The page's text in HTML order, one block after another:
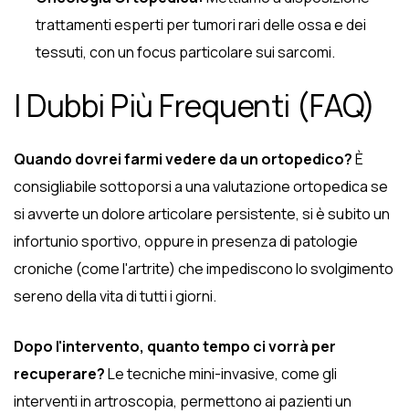
trattamenti esperti per tumori rari delle ossa e dei
tessuti, con un focus particolare sui sarcomi.
I Dubbi Più Frequenti (FAQ)
Quando dovrei farmi vedere da un ortopedico?È
consigliabile sottoporsi a una valutazione ortopedica se
si avverte un dolore articolare persistente, si è subito un
infortunio sportivo, oppure in presenza di patologie
croniche (come l'artrite) che impediscono lo svolgimento
sereno della vita di tutti i giorni.
Dopo l'intervento, quanto tempo ci vorrà per
recuperare?Le tecniche mini-invasive, come gli
interventi in artroscopia, permettono ai pazienti un